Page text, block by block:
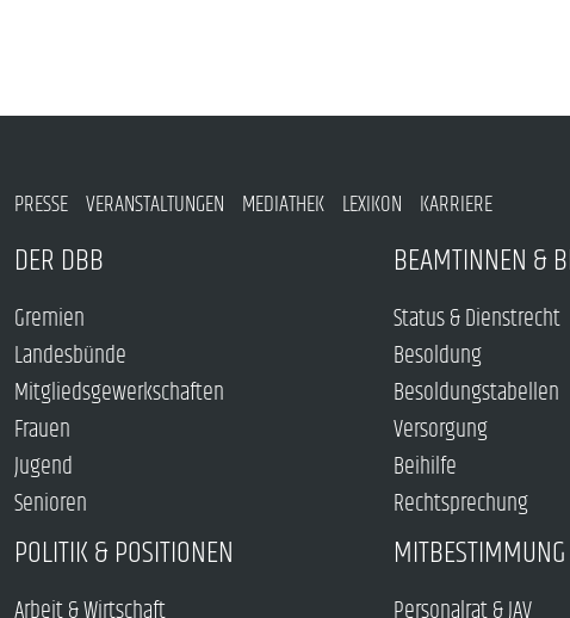
PRESSE VERANSTALTUNGEN MEDIATHEK LEXIKON KARRIERE
DER DBB
Gremien
Landesbünde
Mitgliedsgewerkschaften
Frauen
Jugend
Senioren
BEAMTINNEN &
Status & Dienstrecht
Besoldung
Besoldungstabellen
Versorgung
Beihilfe
Rechtsprechung
POLITIK & POSITIONEN MITBESTIMMUNG